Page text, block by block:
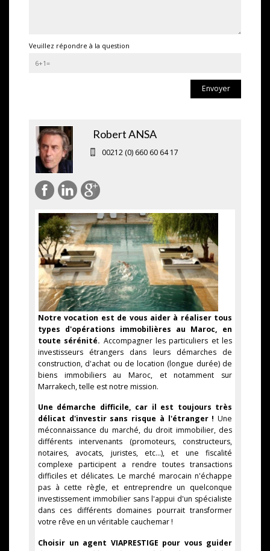
Veuillez répondre à la question
Envoyer
Robert ANSA
00212 (0) 660 60 64 17
Notre vocation est de vous aider à réaliser tous
types d'opérations immobilières au Maroc, en
toute sérénité. Accompagner les particuliers et les
investisseurs étrangers dans leurs démarches de
construction, d'achat ou de location (longue durée) de
biens immobiliers au Maroc, et notamment sur
Marrakech, telle est notre mission.
Une démarche difficile, car il est toujours très
délicat d'investir sans risque à l'étranger ! Une
méconnaissance du marché, du droit immobilier, des
différents intervenants (promoteurs, constructeurs,
notaires, avocats, juristes, etc...), et une fiscalité
complexe participent a rendre toutes transactions
difficiles et délicates. Le marché marocain n'échappe
pas à cette règle, et entreprendre un quelconque
investissement immobilier sans l'appui d'un spécialiste
dans ces différents domaines pourrait transformer
votre rêve en un véritable cauchemar !
Choisir un agent VIAPRESTIGE pour vous guider